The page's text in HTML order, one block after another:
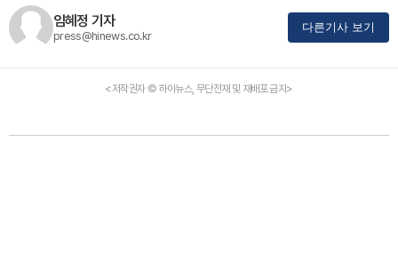
임혜정 기자
press@hinews.co.kr
다른기사 보기
<저작권자 © 하이뉴스, 무단전재 및 재배포 금지>